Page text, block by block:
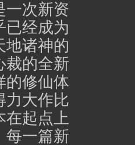
一次新资
已经成为
地诸神的
裁的全新
的修仙体
力大作比
在起点上
每一篇新